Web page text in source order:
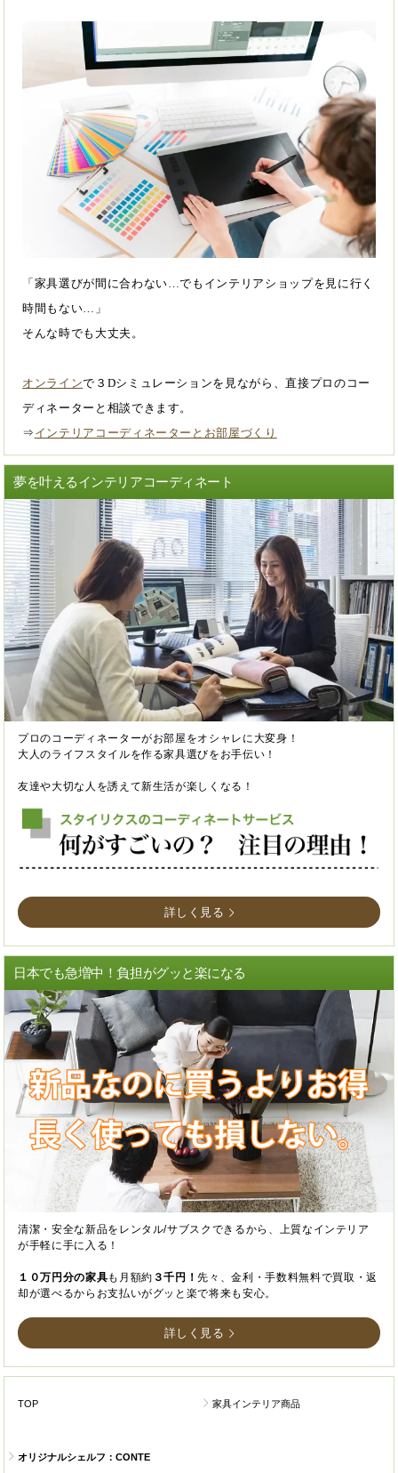
「家具選びが間に合わない…でもインテリアショップを見に行く
時間もない…」
そんな時でも大丈夫。
オンラインで３Dシミュレーションを見ながら、直接プロのコー
ディネーターと相談できます。
⇒ インテリアコーディネーターとお部屋づくり
夢を叶えるインテリアコーディネート
プロのコーディネーターがお部屋をオシャレに大変身！
大人のライフスタイルを作る家具選びをお手伝い！
友達や大切な人を誘えて新生活が楽しくなる！
詳しく見る
日本でも急増中！負担がグッと楽になる
清潔・安全な新品をレンタル/サブスクできるから、上質なインテリア
が手軽に手に入る！
１０万円分の家具も月額約 ３千円！先々、金利・手数料無料で買取・返
却が選べるからお支払いがグッと楽で将来も安心。
詳しく見る
TOP 家具インテリア商品
オリジナルシェルフ：CONTE